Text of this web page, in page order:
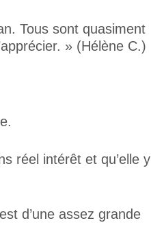
Tous sont quasiment
» (Hélène C.)
réel intérêt et qu’elle y
d’une assez grande